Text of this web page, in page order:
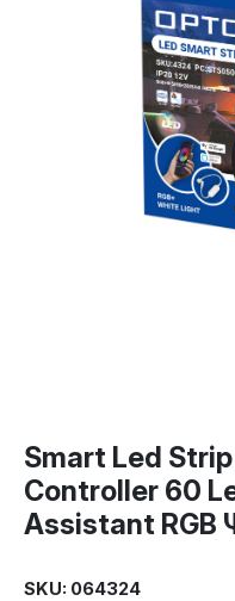
Smart Led
Controller 60
Assistant RGB
SKU: 064324